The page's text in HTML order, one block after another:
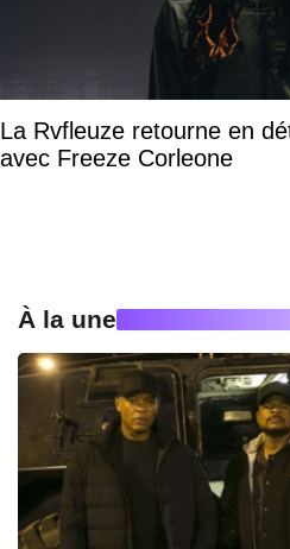
La Rvfleuze retourne en
avec Freeze Corleone
À la une